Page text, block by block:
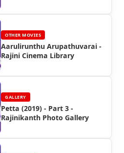
OTHER MOVIES
Aarulirunthu Arupathuvarai -
Rajini Cinema Library
GALLERY
Petta (2019) - Part 3 -
Rajinikanth Photo Gallery